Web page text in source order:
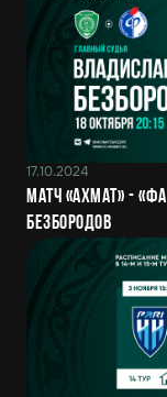
17.10.2024
Матч «Ахмат» -
Безбородов